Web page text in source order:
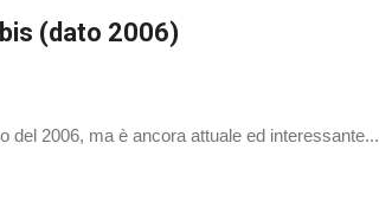
(dato 2006)
del 2006, ma è ancora attuale ed interessante...